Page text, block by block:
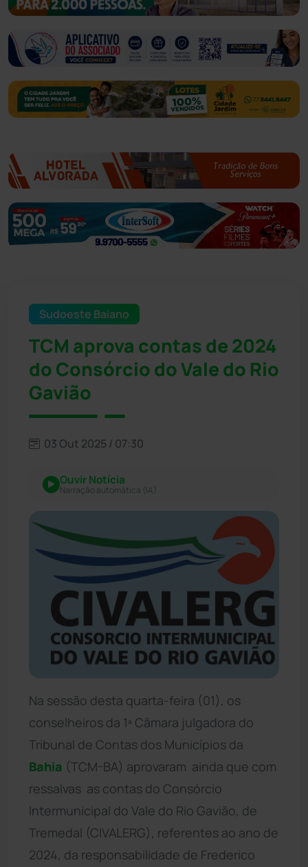
Sudoeste Baiano
TCM aprova contas de 2024
do Consórcio do Vale do Rio
Gavião
03 Out 2025 / 07:30
Ouvir Notícia
Narração automática (IA)
Na sessão desta quarta-feira (01), os
conselheiros da 1ª Câmara julgadora do
Tribunal de Contas dos Municípios da
Bahia (TCM-BA) aprovaram  ainda que com
ressalvas  as contas do Consórcio
Intermunicipal do Vale do Rio Gavião, de
Tremedal (CIVALERG), referentes ao ano de
2024, da responsabilidade de Frederico